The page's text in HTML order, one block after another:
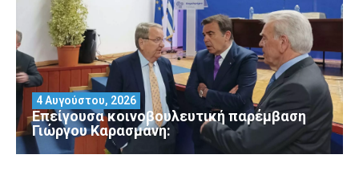
Επείγουσα κοινοβουλευτική παρέμβαση
Γιώργου Καρασμάνη:
4 Αυγούστου, 2026